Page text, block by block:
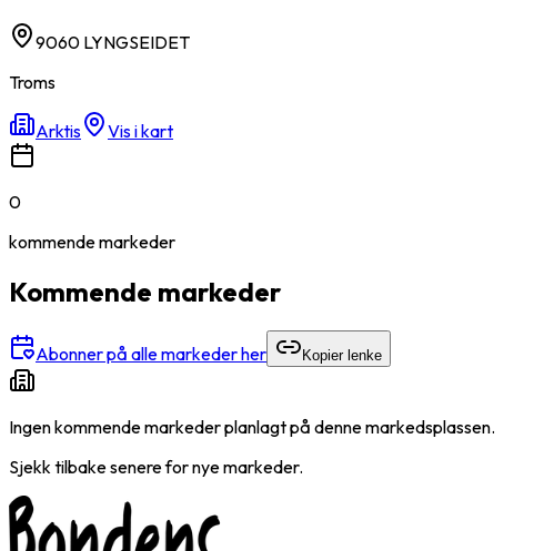
9060 LYNGSEIDET
Troms
Arktis Vis i kart
0
kommendemarkeder
Kommende markeder
Abonner på alle markeder her Kopier lenke
Ingen kommende markeder planlagt på denne markedsplassen.
Sjekk tilbake senere for nye markeder.